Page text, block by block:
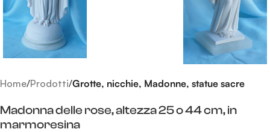
Home Prodotti Grotte, nicchie, Madonne, statue sacre
Madonna delle rose, altezza 25 o 44 cm, in
marmoresina